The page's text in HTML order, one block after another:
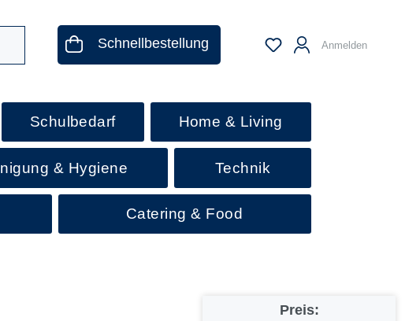
Schnellbestellung Anmelden
Schulbedarf Home & Living
& Hygiene Technik
Catering & Food
Preis: